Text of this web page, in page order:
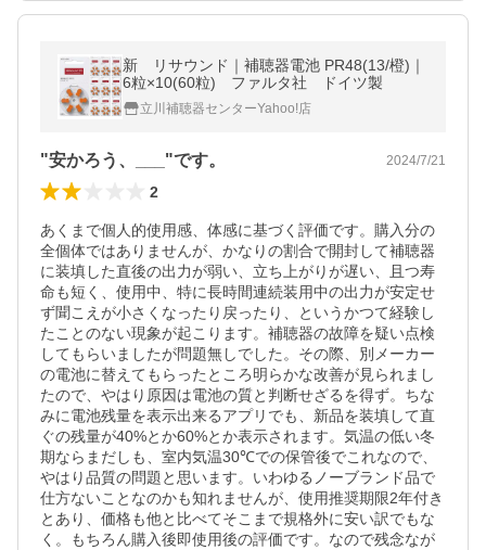
新 リサウンド｜補聴器電池 PR48(13/橙)｜
6粒×10(60粒) ファルタ社 ドイツ製
立川補聴器センターYahoo!店
"安かろう、___"です。 2024/7/21
2
あくまで個人的使用感、体感に基づく評価です。購入分の
全個体ではありませんが、かなりの割合で開封して補聴器
に装填した直後の出力が弱い、立ち上がりが遅い、且つ寿
命も短く、使用中、特に長時間連続装用中の出力が安定せ
ず聞こえが小さくなったり戻ったり、というかつて経験し
たことのない現象が起こります。補聴器の故障を疑い点検
してもらいましたが問題無しでした。その際、別メーカー
の電池に替えてもらったところ明らかな改善が見られまし
たので、やはり原因は電池の質と判断せざるを得ず。ちな
みに電池残量を表示出来るアプリでも、新品を装填して直
ぐの残量が40%とか60%とか表示されます。気温の低い冬
期ならまだしも、室内気温30℃での保管後でこれなので、
やはり品質の問題と思います。いわゆるノーブランド品で
仕方ないことなのかも知れませんが、使用推奨期限2年付き
とあり、価格も他と比べてそこまで規格外に安い訳でもな
く。もちろん購入後即使用後の評価です。なので残念なが